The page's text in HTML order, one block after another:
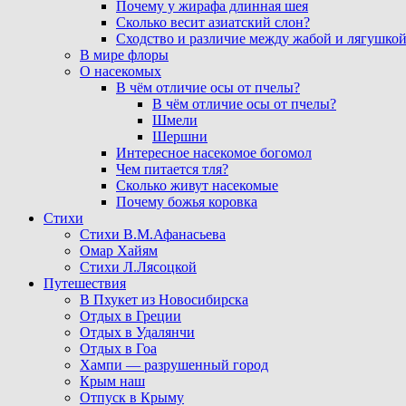
Почему у жирафа длинная шея
Сколько весит азиатский слон?
Сходство и различие между жабой и лягушкой
В мире флоры
О насекомых
В чём отличие осы от пчелы?
В чём отличие осы от пчелы?
Шмели
Шершни
Интересное насекомое богомол
Чем питается тля?
Сколько живут насекомые
Почему божья коровка
Стихи
Стихи В.М.Афанасьева
Омар Хайям
Стихи Л.Лясоцкой
Путешествия
В Пхукет из Новосибирска
Отдых в Греции
Отдых в Удалянчи
Отдых в Гоа
Хампи — разрушенный город
Крым наш
Отпуск в Крыму